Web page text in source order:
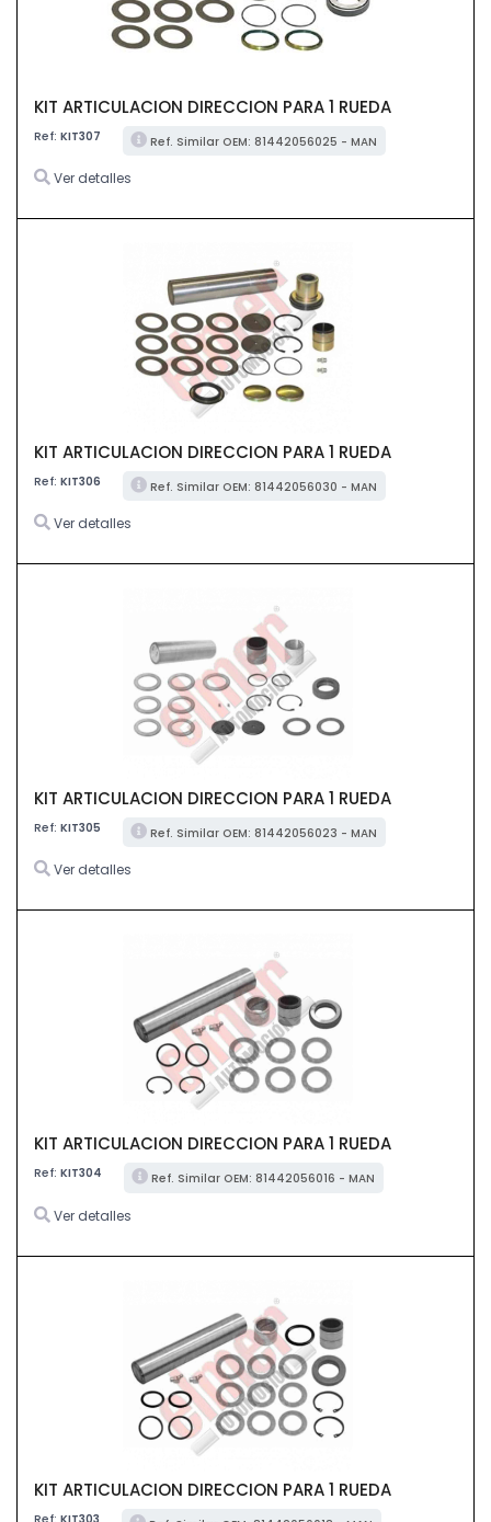
KIT ARTICULACION DIRECCION PARA 1 RUEDA
Ref: KIT307 Ref. Similar OEM: 81442056025 - MAN
Ver detalles
KIT ARTICULACION DIRECCION PARA 1 RUEDA
Ref: KIT306 Ref. Similar OEM: 81442056030 - MAN
Ver detalles
KIT ARTICULACION DIRECCION PARA 1 RUEDA
Ref: KIT305 Ref. Similar OEM: 81442056023 - MAN
Ver detalles
KIT ARTICULACION DIRECCION PARA 1 RUEDA
Ref: KIT304 Ref. Similar OEM: 81442056016 - MAN
Ver detalles
KIT ARTICULACION DIRECCION PARA 1 RUEDA